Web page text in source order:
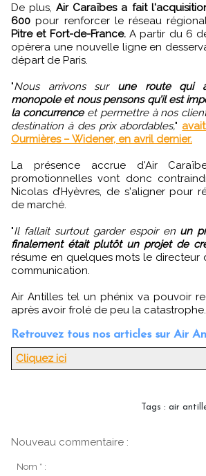
De plus,Air Caraïbes a fait
600 pour renforcer le réseau
Pitre et Fort-de-France.A partir du 6
opèrera une nouvelle ligne en
départ de Paris.
"Nous arrivons sur une route qui
monopole et nous pensons qu’il est
la concurrenceet permettre à nos
destination à des prix abordables,"
Ourmières – Widener, en avril dernier.
La présence accrue d'Air
promotionnelles vont donc
Nicolas d’Hyèvres, de s'aligner pour
de marché.
"Il fallait surtout garder espoir en un
finalement était plutôt un projet de
résume en quelques mots le directeur
communication.
Air Antilles tel un phénix va pouvoir
après avoir frolé de peu la catastrophe.
Retrouvez tous nos articles sur Air
Cliquez ici
Tags : air
Nouveau commentaire :
Nom * :